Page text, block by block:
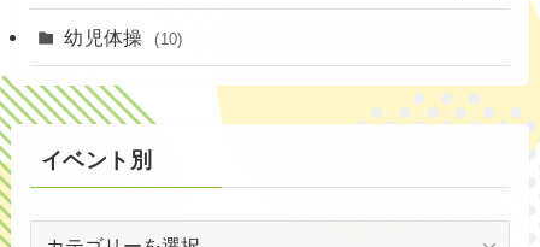
(19)
(2)
幼児体操 (10)
イベント別